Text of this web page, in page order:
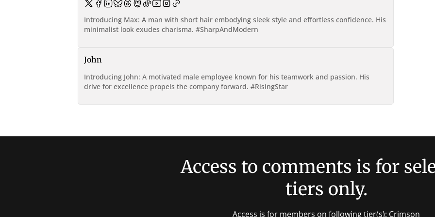
Introducing Max: A man with short hair embodying sleek style and effortless confidence. His
minimalist look exudes charisma. #SharpAndModern
John
Introducing John: A motivated male employee known for his teamwork and passion. His
drive for excellence propels the company forward. #RisingStar
Access to comments is for
tiers only.
Access is for members on following tier(s): Crimson